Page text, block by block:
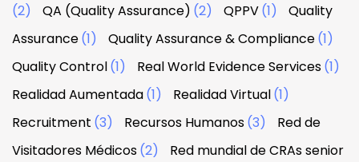
(2) QA (Quality Assurance) (2) QPPV(1)
Quality
Assurance(1) Quality Assurance & Compliance(1)
Quality Control(1) Real World Evidence Services(1)
Realidad Aumentada(1) Realidad Virtual(1)
Recruitment (3) Recursos Humanos(3)
Red de
Visitadores Médicos(2)
Red mundial de CRAs senior